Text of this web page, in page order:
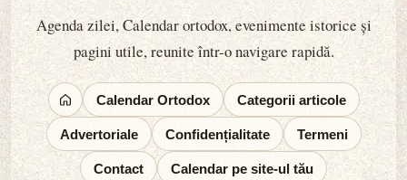
Agenda zilei, Calendar ortodox, evenimente istorice și
pagini utile, reunite într-o navigare rapidă.
Calendar Ortodox Categorii articole
Advertoriale Confidențialitate Termeni
Contact Calendar pe site-ul tău